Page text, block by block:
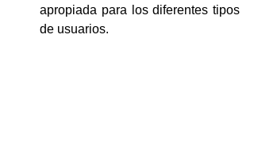
apropiada para los diferentes tipos
de usuarios.